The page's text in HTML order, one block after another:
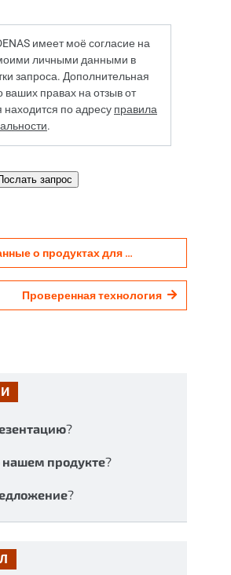
имеет моё согласие на
личными данными в
запроса. Дополнительная
правах на отзыв от
находится по адресу правила
.
запрос
Идеальные данные о продуктах для AEC и BIM
Проверенная технология
?
нашем продукте?
?